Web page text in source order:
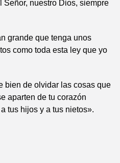
nuestro Dios, siempre
grande que tenga unos
como toda esta ley que yo
bien de olvidar las cosas que
aparten de tu corazón
tus hijos y a tus nietos».